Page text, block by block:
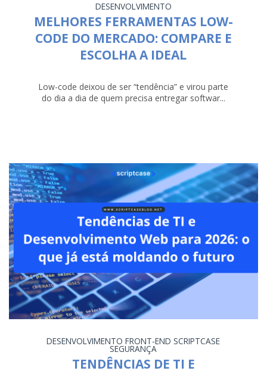
DESENVOLVIMENTO
MELHORES FERRAMENTAS LOW-
CODE DO MERCADO: COMPARE E
ESCOLHA A IDEAL
Low-code deixou de ser “tendência” e virou parte
do dia a dia de quem precisa entregar softwar...
DESENVOLVIMENTO FRONT-END SCRIPTCASE
SEGURANÇA
TENDÊNCIAS DE TI E